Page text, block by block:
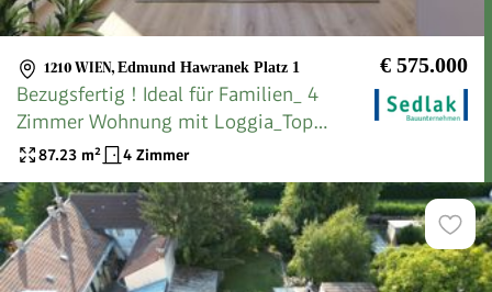
1210 WIEN, Edmund Hawranek Platz 1 € 575.000
Bezugsfertig ! Ideal für Familien_ 4
Zimmer Wohnung mit Loggia_Top
8_EDMUND - Wohnen in Strebersdorf
87.23 m² 4 Zimmer